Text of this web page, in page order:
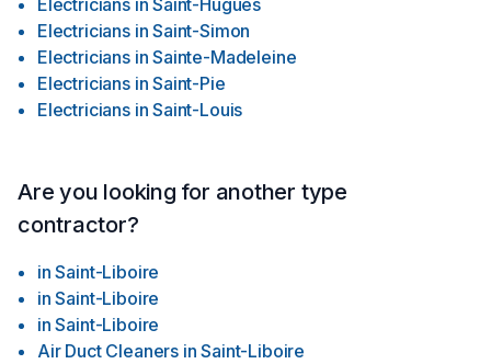
Electricians in Saint-Hugues
Electricians in Saint-Simon
Electricians in Sainte-Madeleine
Electricians in Saint-Pie
Electricians in Saint-Louis
Are you looking for another type
contractor?
in Saint-Liboire
in Saint-Liboire
in Saint-Liboire
Air Duct Cleaners in Saint-Liboire